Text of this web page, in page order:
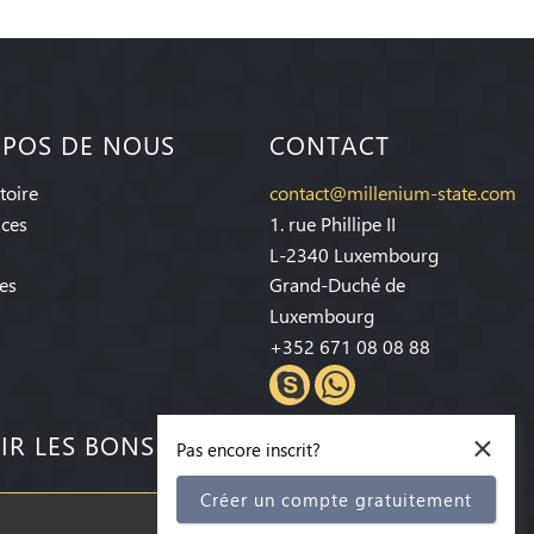
DE NOUS CONTACT
contact@millenium-state.com
1. rue Phillipe II
L-2340 Luxembourg
Grand-Duché de
Luxembourg
+352 671 08 08 88
LES BONS PLANS!
S'inscrire
×
Pas encore inscrit?
Créer un compte gratuitement